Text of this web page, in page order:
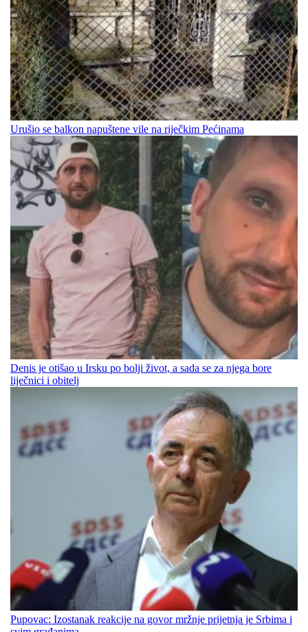
Urušio se balkon napuštene vile na riječkim Pećinama
Denis je otišao u Irsku po bolji život, a sada se za njega bore
liječnici i obitelj
Pupovac: Izostanak reakcije na govor mržnje prijetnja je Srbima i